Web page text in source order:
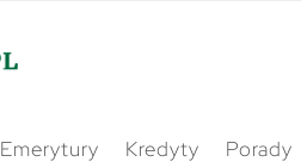
Emerytury Kredyty Porady